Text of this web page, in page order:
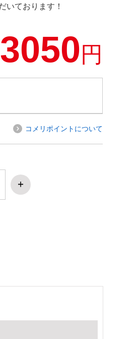
いております！
円
コメリポイントについて